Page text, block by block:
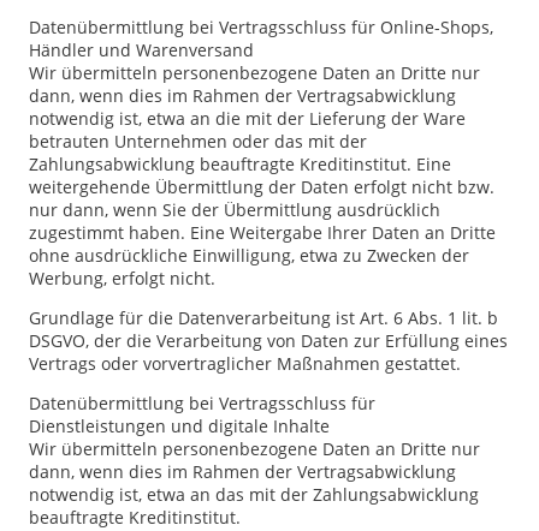
Daten­übermittlung bei Vertragsschluss für Online-Shops,
Händler und Warenversand
Wir übermitteln personenbezogene Daten an Dritte nur
dann, wenn dies im Rahmen der Vertragsabwicklung
notwendig ist, etwa an die mit der Lieferung der Ware
betrauten Unternehmen oder das mit der
Zahlungsabwicklung beauftragte Kreditinstitut. Eine
weitergehende Übermittlung der Daten erfolgt nicht bzw.
nur dann, wenn Sie der Übermittlung ausdrücklich
zugestimmt haben. Eine Weitergabe Ihrer Daten an Dritte
ohne ausdrückliche Einwilligung, etwa zu Zwecken der
Werbung, erfolgt nicht.
Grundlage für die Datenverarbeitung ist Art. 6 Abs. 1 lit. b
DSGVO, der die Verarbeitung von Daten zur Erfüllung eines
Vertrags oder vorvertraglicher Maßnahmen gestattet.
Daten­übermittlung bei Vertragsschluss für
Dienstleistungen und digitale Inhalte
Wir übermitteln personenbezogene Daten an Dritte nur
dann, wenn dies im Rahmen der Vertragsabwicklung
notwendig ist, etwa an das mit der Zahlungsabwicklung
beauftragte Kreditinstitut.